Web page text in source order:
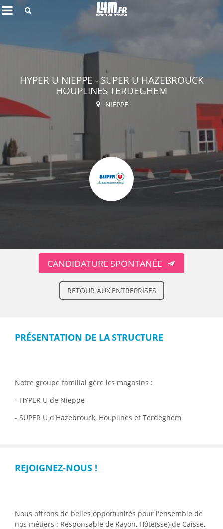
CANDIDATURE SPONTANÉE
RETOUR AUX ENTREPRISES
HYPER U NIEPPE - SUPER U HAZEBROUCK
HOUPLINES TERDEGHEM
NIEPPE
PRÉSENTATION DE LA STRUCTURE
Notre groupe familial gère les magasins :
- HYPER U de Nieppe
- SUPER U d'Hazebrouck, Houplines et Terdeghem
REJOIGNEZ-NOUS !
Nous offrons de belles opportunités pour l'ensemble de
nos métiers : Responsable de Rayon, Hôte(sse) de Caisse,